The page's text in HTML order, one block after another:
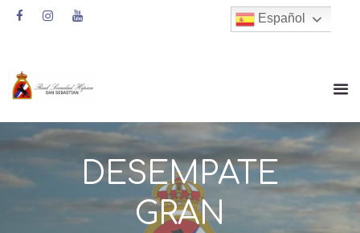
DESEMPATE
GRAN
Español